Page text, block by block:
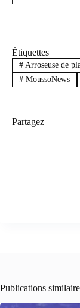
Étiquettes
#Arroseuse de
#MoussoNews
Partagez
Publications